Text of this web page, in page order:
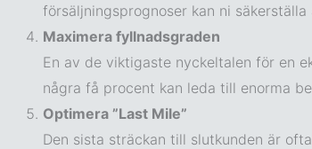
försäljningsprognoser kan ni
Maximera fyllnadsgraden
En av de viktigaste nyckeltalen för en
några få procent kan leda till enorma
Optimera ”Last Mile”
Den sista sträckan till slutkunden är